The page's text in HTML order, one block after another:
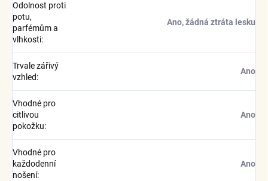
Odolnost proti
potu,
parfémům a
vlhkosti:
Ano, žádná ztráta lesku
Trvale zářivý
vzhled:
Ano
Vhodné pro
citlivou
pokožku:
Ano
Vhodné pro
každodenní
nošení:
Ano